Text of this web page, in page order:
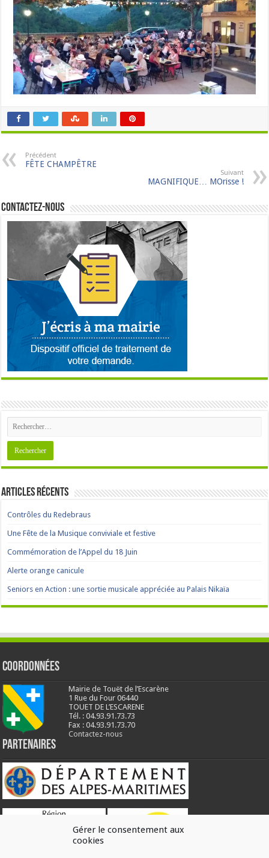
Gérer le consentement aux
cookies
Précédent
FÊTE CHAMPÊTRE
Suivant
MAGNIFIQUE… MOrisse !
Contactez-nous
Articles récents
Contrôles du Redebraus
Une Fête de la Musique conviviale et festive
Commémoration de l’Appel du 18 Juin
Alerte orange canicule
Seniors en Action : une sortie musicale appréciée au Palais Nikaïa
Coordonnées
Mairie de Touët de l’Escarène
1 Rue du Four 06440
TOUET DE L’ESCARENE
Tél. : 04.93.91.73.73
Fax : 04.93.91.73.70
Contactez-nous
Partenaires